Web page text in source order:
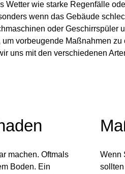
Wetter wie starke Regenfälle
wenn das Gebäude
oder Geschirrspüler
vorbeugende Maßnahmen zu
uns mit den verschiedenen
machen. Oftmals
Boden. Ein
Wenn